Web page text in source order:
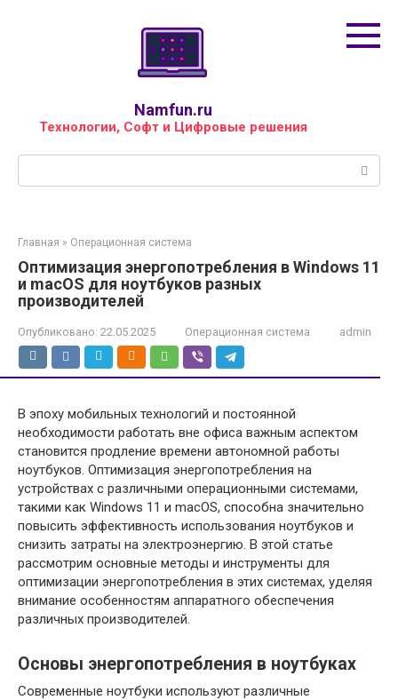
Namfun.ru
Технологии, Софт и Цифровые решения
Главная » Операционная система
Оптимизация энергопотребления в Windows 11
и macOS для ноутбуков разных
производителей
Опубликовано: 22.05.2025 Операционная система admin
В эпоху мобильных технологий и постоянной
необходимости работать вне офиса важным аспектом
становится продление времени автономной работы
ноутбуков. Оптимизация энергопотребления на
устройствах с различными операционными системами,
такими как Windows 11 и macOS, способна значительно
повысить эффективность использования ноутбуков и
снизить затраты на электроэнергию. В этой статье
рассмотрим основные методы и инструменты для
оптимизации энергопотребления в этих системах, уделяя
внимание особенностям аппаратного обеспечения
различных производителей.
Основы энергопотребления в ноутбуках
Современные ноутбуки используют различные